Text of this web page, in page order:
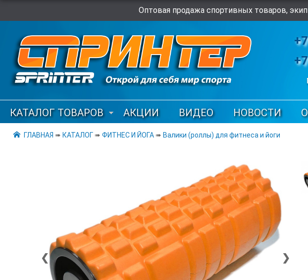
Оптовая продажа спортивных товаров,
КАТАЛОГ ТОВАРОВ АКЦИИ ВИДЕО НОВОСТИ
ГЛАВНАЯ ➠ КАТАЛОГ➠ ФИТНЕС И ЙОГА➠ Валики (роллы) для фитнеса и йоги
❮ ❯